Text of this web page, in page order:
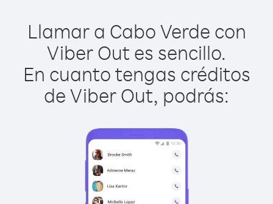
Llamar a Cabo Verde con
Viber Out es sencillo.
En cuanto tengas créditos
de Viber Out, podrás: